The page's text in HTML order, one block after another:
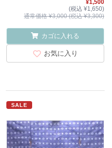
¥1,500
(税込 ¥1,650)
通常価格 ¥3,000 (税込 ¥3,300)
カゴに入れる
お気に入り
SALE